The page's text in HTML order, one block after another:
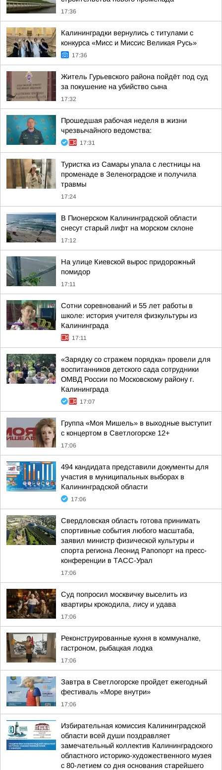
17:36
Калининградки вернулись с титулами с
конкурса «Мисс и Миссис Великая Русь»
17:36
Житель Гурьевского района пойдёт под суд
за покушение на убийство сына
17:32
Прошедшая рабочая неделя в жизни
чрезвычайного ведомства:
17:31
Туристка из Самары упала с лестницы на
променаде в Зеленоградске и получила
травмы
17:24
В Пионерском Калининградской области
снесут старый лифт на морском склоне
17:12
На улице Киевской вырос придорожный
помидор
17:11
Сотни соревнований и 55 лет работы в
школе: история учителя физкультуры из
Калининграда
17:11
«Зарядку со стражем порядка» провели для
воспитанников детского сада сотрудники
ОМВД России по Московскому району г.
Калининграда
17:07
Группа «Моя Мишель» в выходные выступит
с концертом в Светлогорске 12+
17:06
494 кандидата представили документы для
участия в муниципальных выборах в
Калининградской области
17:06
Свердловская область готова принимать
спортивные события любого масштаба,
заявил министр физической культуры и
спорта региона Леонид Рапопорт на пресс-
конференции в ТАСС-Урал
17:06
Суд попросил москвичку выселить из
квартиры крокодила, лису и удава
17:06
Реконструированные кухня в коммуналке,
гастроном, рыбацкая лодка
17:06
Завтра в Светлогорске пройдет ежегодный
фестиваль «Море внутри»
17:06
Избирательная комиссия Калининградской
области всей души поздравляет
замечательный коллектив Калининградского
областного историко-художественного музея
с 80-летием со дня основания старейшего